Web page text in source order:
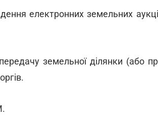
електронних земельних
земельної ділянки (або